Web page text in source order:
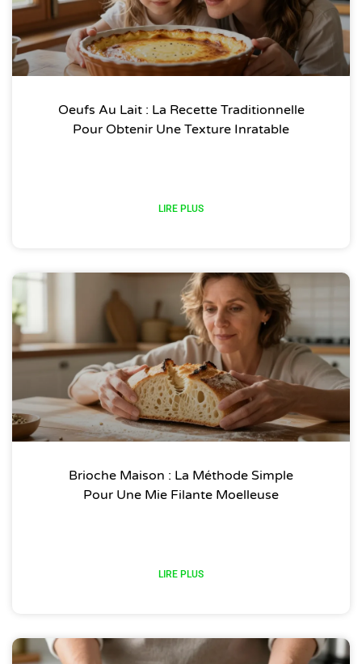
Oeufs Au Lait : La Recette Traditionnelle
Pour Obtenir Une Texture Inratable
LIRE PLUS
Brioche Maison : La Méthode Simple
Pour Une Mie Filante Moelleuse
LIRE PLUS